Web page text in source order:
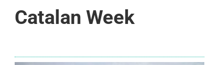
Catalan Week